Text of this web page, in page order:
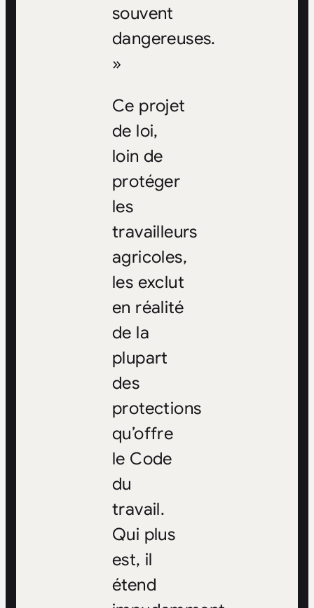
souvent
dangereuses.
»
Ce projet
de loi,
loin de
protéger
les
travailleurs
agricoles,
les exclut
en réalité
de la
plupart
des
protections
qu’offre
le Code
du
travail.
Qui plus
est, il
étend